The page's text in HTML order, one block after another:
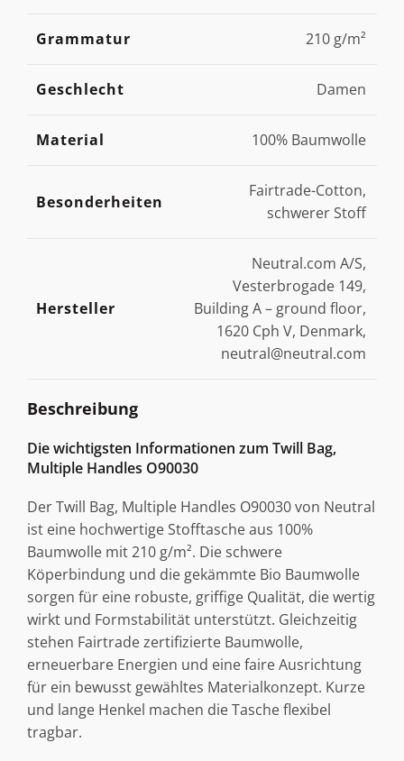
Grammatur 210 g/m²
Geschlecht Damen
Material 100% Baumwolle
Besonderheiten
Fairtrade-Cotton,
schwerer Stoff
Hersteller
Neutral.com A/S,
Vesterbrogade 149,
Building A – ground floor,
1620 Cph V, Denmark,
neutral@neutral.com
Beschreibung
Die wichtigsten Informationen zum Twill Bag,
Multiple Handles O90030
Der Twill Bag, Multiple Handles O90030 von Neutral
ist eine hochwertige Stofftasche aus 100%
Baumwolle mit 210 g/m². Die schwere
Köperbindung und die gekämmte Bio Baumwolle
sorgen für eine robuste, griffige Qualität, die wertig
wirkt und Formstabilität unterstützt. Gleichzeitig
stehen Fairtrade zertifizierte Baumwolle,
erneuerbare Energien und eine faire Ausrichtung
für ein bewusst gewähltes Materialkonzept. Kurze
und lange Henkel machen die Tasche flexibel
tragbar.